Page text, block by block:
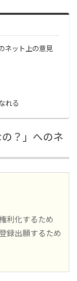
ネット上の意見
れる
？」へのネ
利化するため
録出願するため